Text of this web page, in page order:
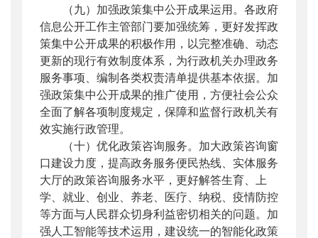
（九）加强政策集中公开成果运用。 各政府
信息公开工作主管部门要加强统筹，更好发挥政
策集中公开成果的积极作用，以完整准确、动态
更新的现行有效制度体系，为行政机关办理政务
服务事项、编制各类权责清单提供基本依据。加
强政策集中公开成果的推广使用，方便社会公众
全面了解各项制度规定，保障和监督行政机关有
效实施行政管理。
（十）优化政策咨询服务。 加大政策咨询窗
口建设力度，提高政务服务便民热线、实体服务
大厅的政策咨询服务水平，更好解答生育、上
学、就业、创业、养老、医疗、纳税、疫情防控
等方面与人民群众切身利益密切相关的问题。加
强人工智能等技术运用，建设统一的智能化政策